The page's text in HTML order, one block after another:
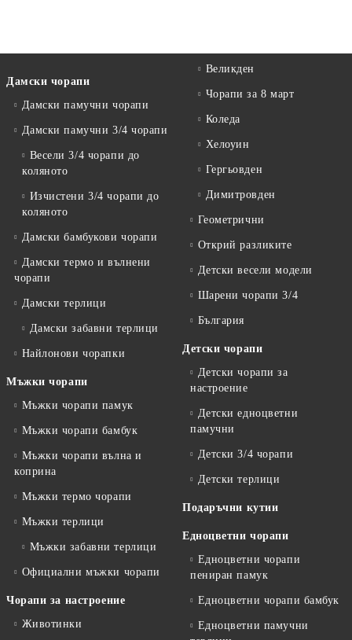
Дамски чорапи
Дамски памучни чорапи
Дамски памучни 3/4 чорапи
Весели 3/4 чорапи до
коляното
Изчистени 3/4 чорапи до
коляното
Дамски бамбукови чорапи
Дамски термо и вълнени
чорапи
Дамски терлици
Дамски забавни терлици
Найлонови чорапки
Мъжки чорапи
Мъжки чорапи памук
Мъжки чорапи бамбук
Мъжки чорапи вълна и
коприна
Мъжки термо чорапи
Мъжки терлици
Мъжки забавни терлици
Официални мъжки чорапи
Чорапи за настроение
Животинки
Великден
Чорапи за 8 март
Коледа
Хелоуин
Гергьовден
Димитровден
Геометрични
Открий разликите
Детски весели модели
Шарени чорапи 3/4
България
Детски чорапи
Детски чорапи за
настроение
Детски едноцветни
памучни
Детски 3/4 чорапи
Детски терлици
Подаръчни кутии
Едноцветни чорапи
Едноцветни чорапи
пениран памук
Едноцветни чорапи бамбук
Едноцветни памучни